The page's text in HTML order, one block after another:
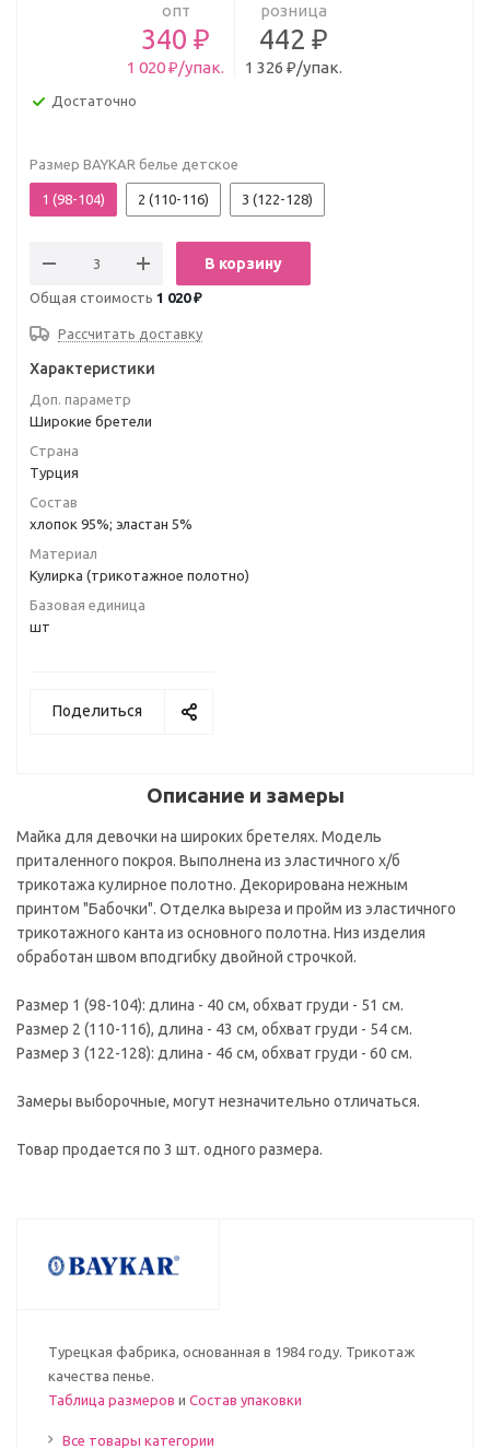
опт
340 ₽
1 020 ₽/упак.
розница
442 ₽
1 326 ₽/упак.
Достаточно
Размер BAYKAR белье детское
1 (98-104) 2 (110-116) 3 (122-128)
В корзину
Общая стоимость 1 020 ₽
Рассчитать доставку
Характеристики
Доп. параметр
Широкие бретели
Страна
Турция
Состав
хлопок 95%; эластан 5%
Материал
Кулирка (трикотажное полотно)
Базовая единица
шт
Поделиться
Описание и замеры
Майка для девочки на широких бретелях. Модель
приталенного покроя. Выполнена из эластичного х/б
трикотажа кулирное полотно. Декорирована нежным
принтом "Бабочки". Отделка выреза и пройм из эластичного
трикотажного канта из основного полотна. Низ изделия
обработан швом вподгибку двойной строчкой.
Размер 1 (98-104): длина - 40 см, обхват груди - 51 см.
Размер 2 (110-116), длина - 43 см, обхват груди - 54 см.
Размер 3 (122-128): длина - 46 см, обхват груди - 60 см.
Замеры выборочные, могут незначительно отличаться.
Товар продается по 3 шт. одного размера.
Турецкая фабрика, основанная в 1984 году. Трикотаж
качества пенье.
Таблица размеров и Состав упаковки
Все товары категории